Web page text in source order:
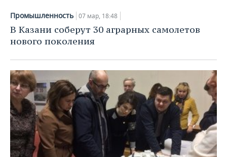
Промышленность 07 мар, 18:48
В Казани соберут 30 аграрных самолетов
нового поколения